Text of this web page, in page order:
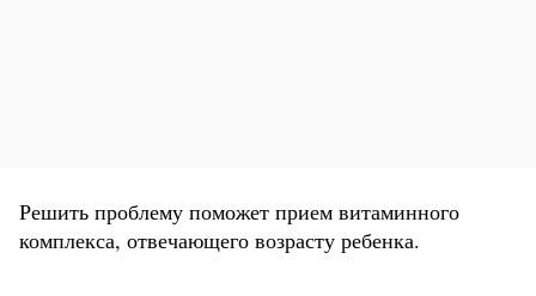
Решить проблему поможет прием витаминного
комплекса, отвечающего возрасту ребенка.